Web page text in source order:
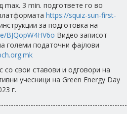
3 min. подгответе го во
https://squiz-sun-first-
за подготовка на
BJQopW4HV6o Видео записот
големи податочни фајлови
со свои ставови и одговори на
учесници на Green Energy Day
г.